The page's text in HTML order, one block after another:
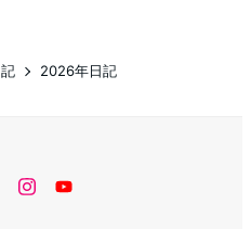
2026年日記
twitterinstagram
YouTube